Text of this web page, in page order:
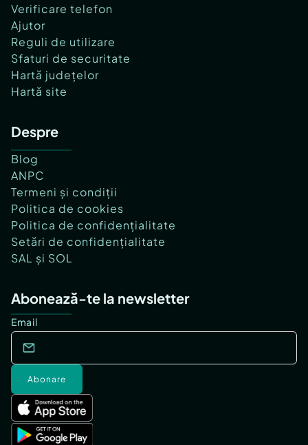
Verificare telefon
Ajutor
Reguli de utilizare
Sfaturi de securitate
Hartă județelor
Hartă site
Despre
Blog
ANPC
Termeni și condiții
Politica de cookies
Politica de confidențialitate
Setări de confidențialitate
SAL și SOL
Abonează-te la newsletter
Email
Abonare